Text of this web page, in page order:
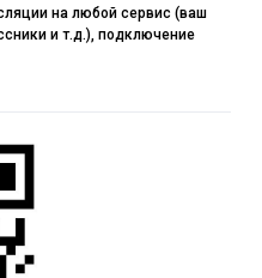
на любой сервис (ваш
и т.д.), подключение